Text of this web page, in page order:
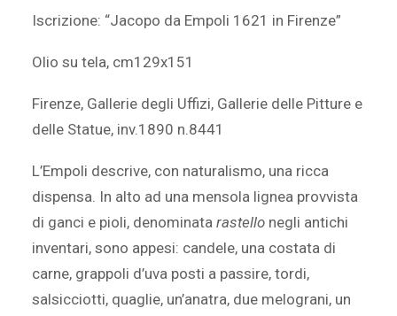
Iscrizione: “Jacopo da Empoli 1621 in Firenze”
Olio su tela, cm129x151
Firenze, Gallerie degli Uffizi, Gallerie delle Pitture e
delle Statue, inv.1890 n.8441
L’Empoli descrive, con naturalismo, una ricca
dispensa. In alto ad una mensola lignea provvista
di ganci e pioli, denominata rastello negli antichi
inventari, sono appesi: candele, una costata di
carne, grappoli d’uva posti a passire, tordi,
salsicciotti, quaglie, un’anatra, due melograni, un